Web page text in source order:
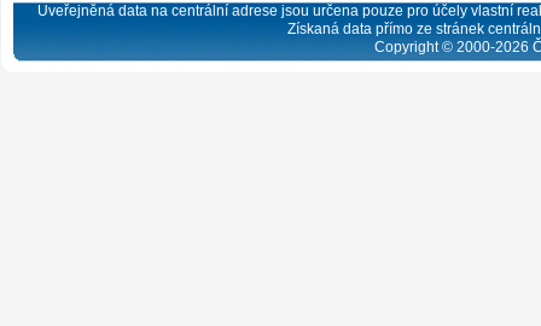
Uveřejněná data na centrální adrese jsou určena pouze pro účely vlastní
Získaná data přímo ze stránek
Copyright © 2000-2026